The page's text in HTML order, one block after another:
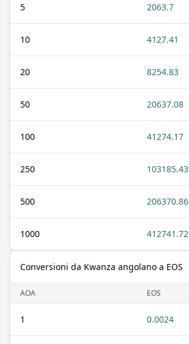
5 2063.7
10 4127.41
20 8254.83
50 20637.08
100 41274.17
250 103185.43
500 206370.86
1000 412741.72
Conversioni da Kwanza angolano a EOS
AOA EOS
1 0.0024